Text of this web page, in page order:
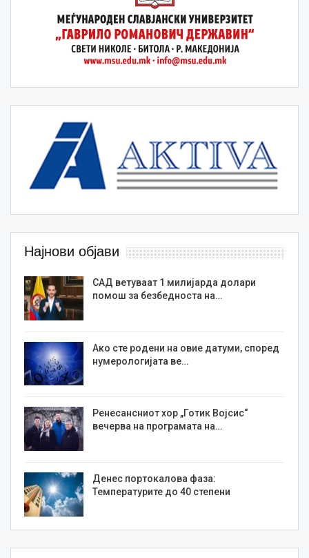
Најнови објави
САД ветуваат 1 милијарда долари
помош за безбедноста на…
Ако сте родени на овие датуми, според
нумерологијата ве…
Ренесансниот хор „Готик Војсис“
вечерва на програмата на…
Денес портокалова фаза:
Температурите до 40 степени